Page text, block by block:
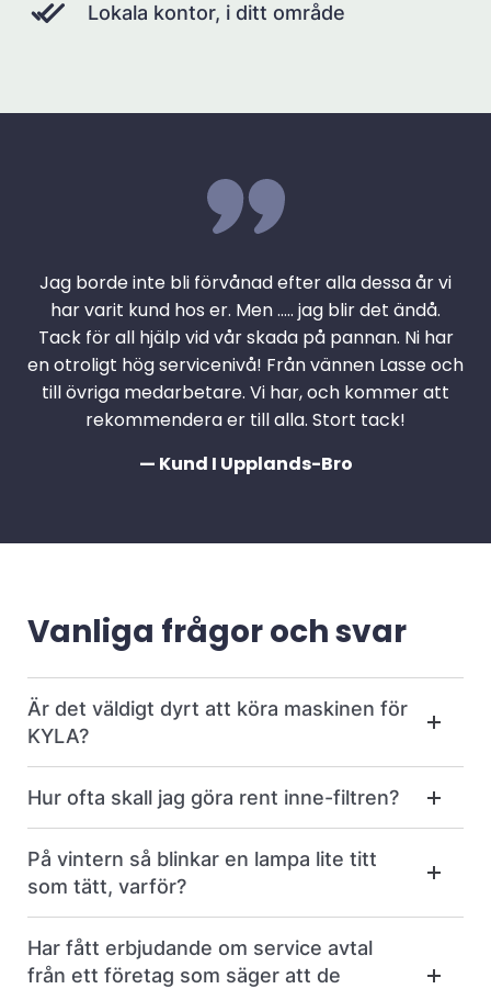
Lokala kontor, i ditt område
Jag borde inte bli förvånad efter alla dessa år vi
har varit kund hos er. Men ….. jag blir det ändå.
Tack för all hjälp vid vår skada på pannan. Ni har
en otroligt hög servicenivå! Från vännen Lasse och
till övriga medarbetare. Vi har, och kommer att
rekommendera er till alla. Stort tack!
— Kund I Upplands-Bro
Vanliga frågor och svar
Är det väldigt dyrt att köra maskinen för
KYLA?
Hur ofta skall jag göra rent inne-filtren?
På vintern så blinkar en lampa lite titt
som tätt, varför?
Har fått erbjudande om service avtal
från ett företag som säger att de